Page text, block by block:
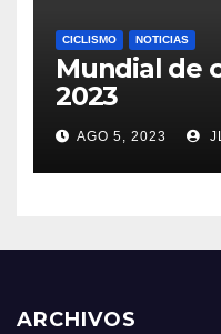
CICLISMO NOTICIAS
Mundial de
2023
AGO 5, 2023
ARCHIVOS